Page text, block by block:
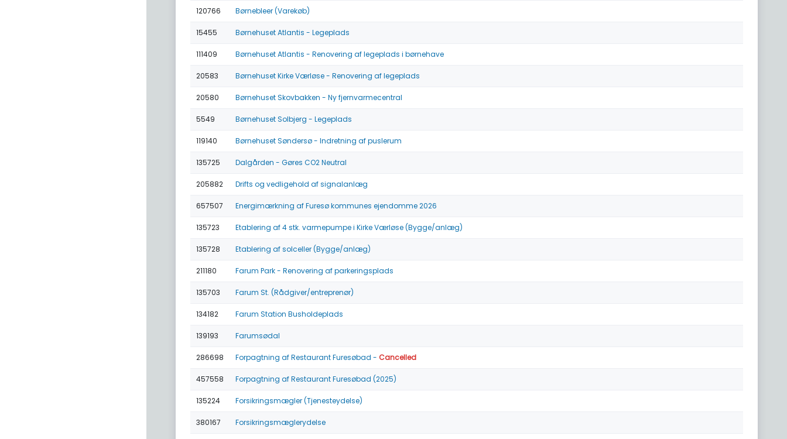
120766 Børnebleer (Varekøb)
15455 Børnehuset Atlantis - Legeplads
111409 Børnehuset Atlantis - Renovering af legeplads i børnehave
20583 Børnehuset Kirke Værløse - Renovering af legeplads
20580 Børnehuset Skovbakken - Ny fjernvarmecentral
5549 Børnehuset Solbjerg - Legeplads
119140 Børnehuset Søndersø - Indretning af puslerum
135725 Dalgården - Gøres CO2 Neutral
205882 Drifts og vedligehold af signalanlæg
657507 Energimærkning af Furesø kommunes ejendomme 2026
135723 Etablering af 4 stk. varmepumpe i Kirke Værløse (Bygge/anlæg)
135728 Etablering af solceller (Bygge/anlæg)
211180 Farum Park - Renovering af parkeringsplads
135703 Farum St. (Rådgiver/entreprenør)
134182 Farum Station Busholdeplads
139193 Farumsødal
286698 Forpagtning af Restaurant Furesøbad - Cancelled
457558 Forpagtning af Restaurant Furesøbad (2025)
135224 Forsikringsmægler (Tjenesteydelse)
380167 Forsikringsmæglerydelse